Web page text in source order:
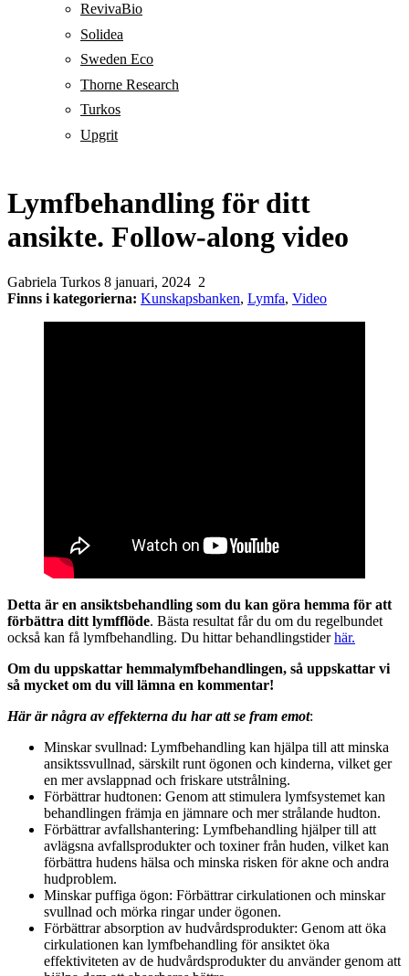
RevivaBio
Solidea
Sweden Eco
Thorne Research
Turkos
Upgrit
Lymfbehandling för ditt
ansikte. Follow-along video
Gabriela Turkos 8 januari, 2024 2
Finns i kategorierna: Kunskapsbanken, Lymfa, Video
Detta är en ansiktsbehandling som du kan göra hemma för att
förbättra ditt lymfflöde. Bästa resultat får du om du regelbundet
också kan få lymfbehandling. Du hittar behandlingstiderhär.
Om du uppskattar hemmalymfbehandlingen, så uppskattar vi
så mycket om du vill lämna en kommentar!
Här är några av effekterna du har att se fram emot:
Minskar svullnad: Lymfbehandling kan hjälpa till att minska
ansiktssvullnad, särskilt runt ögonen och kinderna, vilket ger
en mer avslappnad och friskare utstrålning.
Förbättrar hudtonen: Genom att stimulera lymfsystemet kan
behandlingen främja en jämnare och mer strålande hudton.
Förbättrar avfallshantering: Lymfbehandling hjälper till att
avlägsna avfallsprodukter och toxiner från huden, vilket kan
förbättra hudens hälsa och minska risken för akne och andra
hudproblem.
Minskar puffiga ögon: Förbättrar cirkulationen och minskar
svullnad och mörka ringar under ögonen.
Förbättrar absorption av hudvårdsprodukter: Genom att öka
cirkulationen kan lymfbehandling för ansiktet öka
effektiviteten av de hudvårdsprodukter du använder genom att